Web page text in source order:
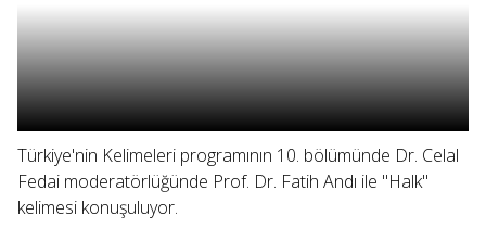
Türkiye'nin Kelimeleri programının 10. bölümünde Dr. Celal
Fedai moderatörlüğünde Prof. Dr. Fatih Andı ile "Halk"
kelimesi konuşuluyor.